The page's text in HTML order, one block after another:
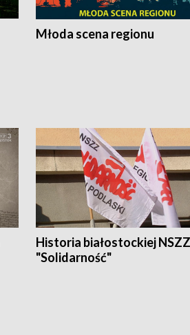
Młoda scena regionu
Historia białostockiej NSZZ
"Solidarność"